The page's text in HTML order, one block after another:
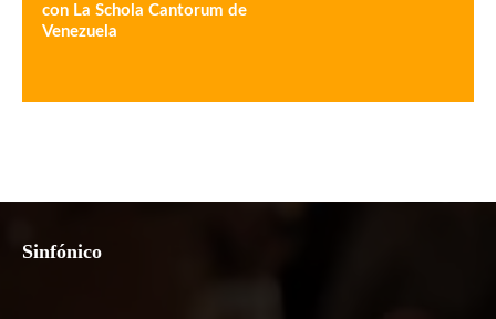
con La Schola Cantorum de
Venezuela
Sinfónico